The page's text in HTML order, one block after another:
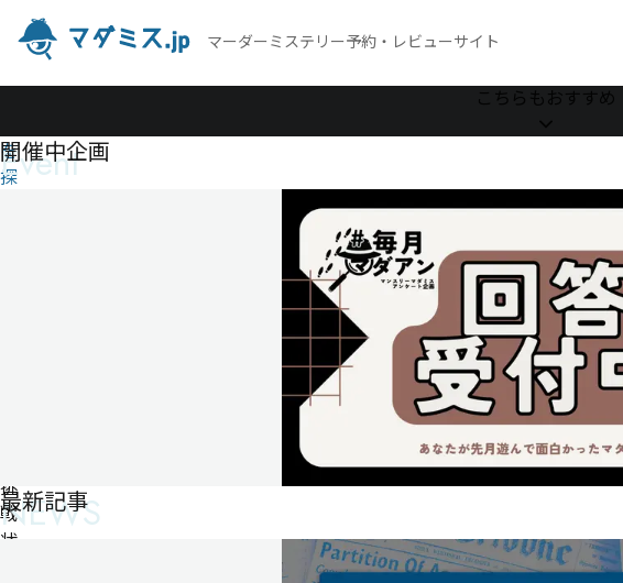
マーダーミステリー予約・レビューサイト
を
探
挑
戦
状
こちらもおすすめ
Event
開催中企画
NEWS
最新記事